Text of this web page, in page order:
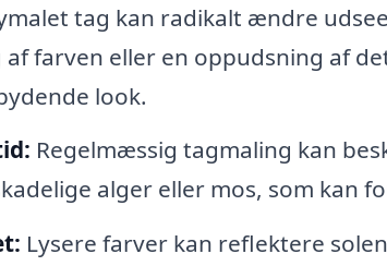
tag kan radikalt ændre
farven eller en oppudsning af
look.
Regelmæssig tagmaling kan
alger eller mos, som kan
Lysere farver kan reflektere